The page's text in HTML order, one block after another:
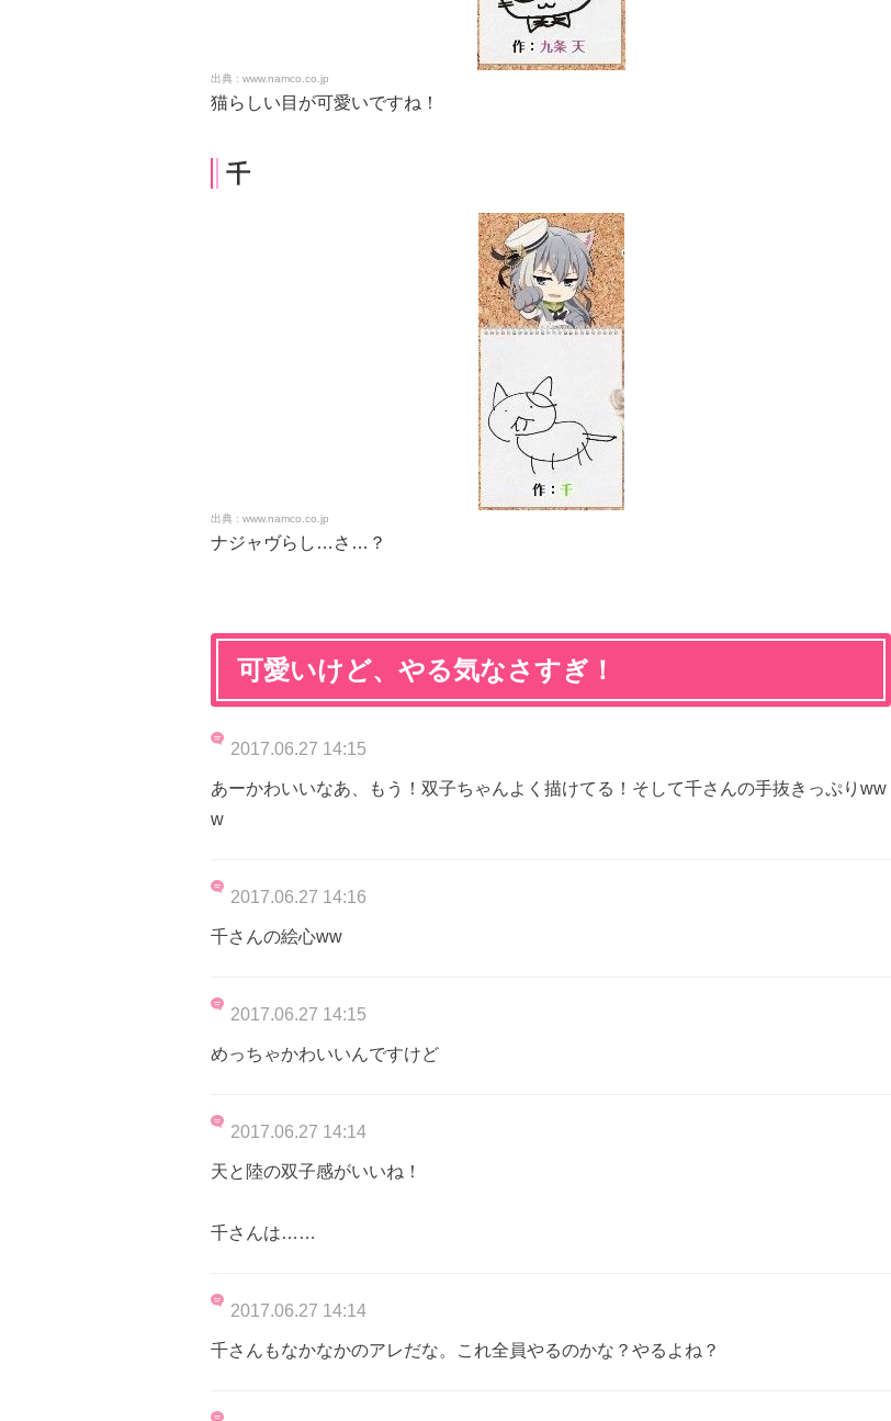
www.namco.co.jp
猫らしい目が可愛いですね！
千
www.namco.co.jp
ナジャヴらし…さ…？
可愛いけど、やる気なさすぎ！
2017.06.27 14:15
あーかわいいなあ、もう！双子ちゃんよく描けてる！そして千さんの手抜きっぷりww
w
2017.06.27 14:16
千さんの絵心ww
2017.06.27 14:15
めっちゃかわいいんですけど
2017.06.27 14:14
天と陸の双子感がいいね！
千さんは……
2017.06.27 14:14
千さんもなかなかのアレだな。これ全員やるのかな？やるよね？